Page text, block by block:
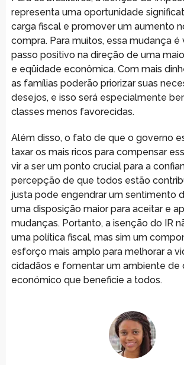
representa uma oportunidade
carga fiscal e promover um aumento
compra. Para muitos, essa mudança
passo positivo na direção de uma
e eqüidade econômica. Com mais
as famílias poderão priorizar suas
desejos, e isso será especialmente
classes menos favorecidas.
Além disso, o fato de que o governo
taxar os mais ricos para compensar
vir a ser um ponto crucial para a
percepção de que todos estão
justa pode engendrar um sentimento
uma disposição maior para aceitar e
mudanças. Portanto, a isenção do IR
uma política fiscal, mas sim um
esforço mais amplo para melhorar a
cidadãos e fomentar um ambiente de
económico que beneficie a todos.